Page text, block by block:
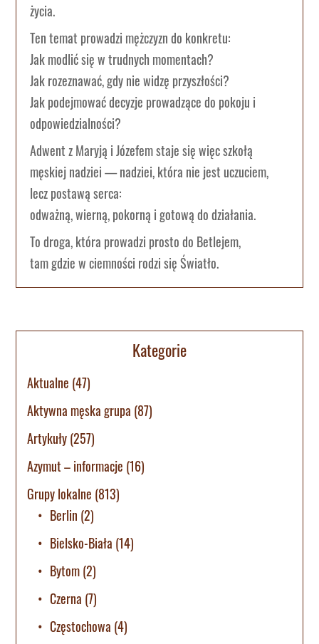
życia.
Ten temat prowadzi mężczyzn do konkretu:
Jak modlić się w trudnych momentach?
Jak rozeznawać, gdy nie widzę przyszłości?
Jak podejmować decyzje prowadzące do pokoju i
odpowiedzialności?
Adwent z Maryją i Józefem staje się więc szkołą
męskiej nadziei — nadziei, która nie jest uczuciem,
lecz postawą serca:
odważną, wierną, pokorną i gotową do działania.
To droga, która prowadzi prosto do Betlejem,
tam gdzie w ciemności rodzi się Światło.
Kategorie
Aktualne (47)
Aktywna męska grupa (87)
Artykuły(257)
Azymut – informacje (16)
Grupy lokalne (813)
Berlin (2)
Bielsko-Biała (14)
Bytom(2)
Czerna (7)
Częstochowa (4)